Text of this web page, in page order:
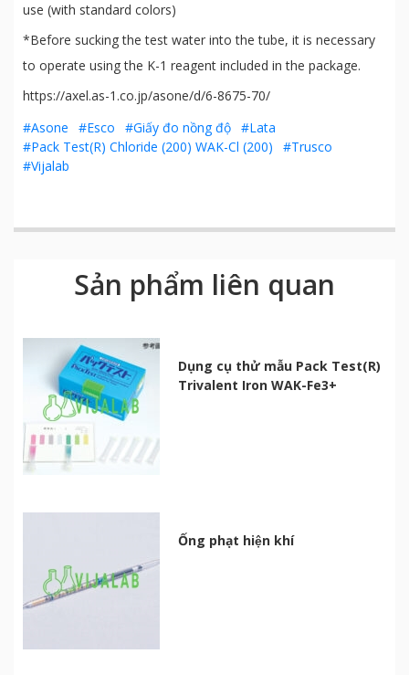
use (with standard colors)
*Before sucking the test water into the tube, it is necessary
to operate using the K-1 reagent included in the package.
https://axel.as-1.co.jp/asone/d/6-8675-70/
#Asone
#Esco #Giấy đo nồng độ #Lata
#Pack Test(R) Chloride (200) WAK-Cl (200)
#Trusco
#Vijalab
Sản phẩm liên quan
Dụng cụ thử mẫu Pack Test(R)
Trivalent Iron WAK-Fe3+
Ống phạt hiện khí